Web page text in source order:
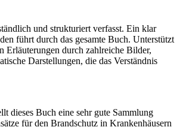
und strukturiert verfasst. Ein klar
führt durch das gesamte Buch. Unterstützt
Erläuterungen durch zahlreiche Bilder,
Darstellungen, die das Verständnis
dieses Buch eine sehr gute Sammlung
für den Brandschutz in Krankenhäusern